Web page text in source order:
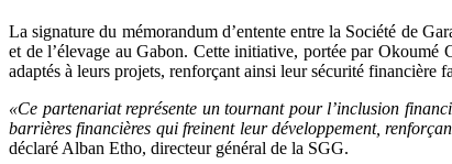
La signature du mémorandum d’entente entre la Société de
et de l’élevage au Gabon. Cette initiative, portée par Okoumé
adaptés à leurs projets, renforçant ainsi leur sécurité financière
«Ce partenariat représente un tournant pour l’inclusion
barrières financières qui freinent leur développement,
déclaré Alban Etho, directeur général de la SGG.